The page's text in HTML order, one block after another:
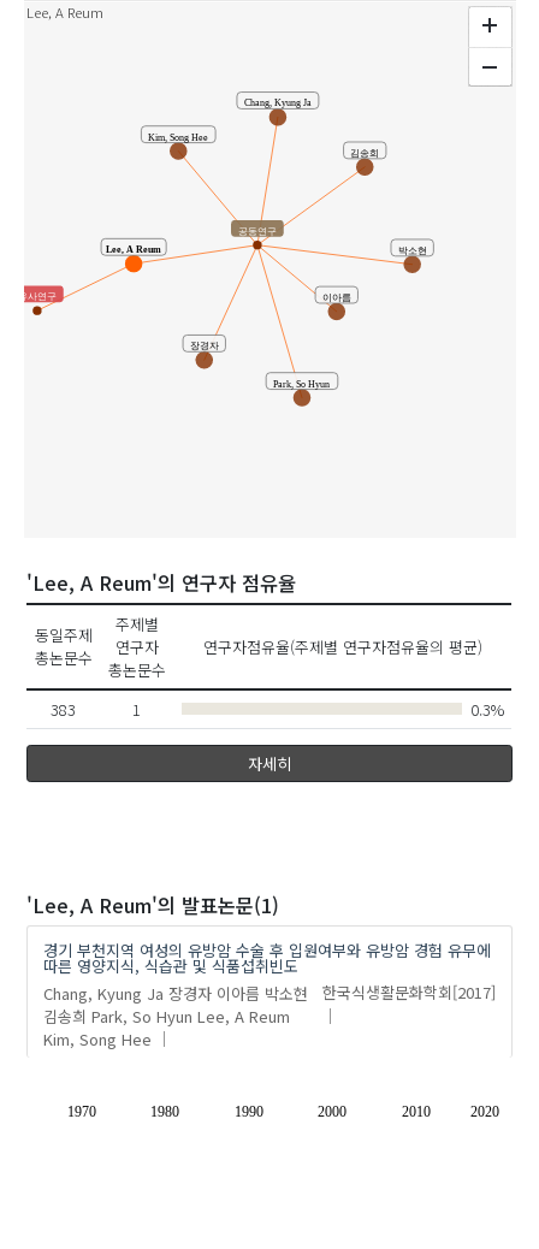
Lee, A Reum
박소현
김송희
Park, So Hyun
Chang, Kyung Ja
Kim, Song Hee
장경자
이아름
Lee, A Reum
공동연구
유사연구
'Lee, A Reum'의 연구자 점유율
동일주제
총논문수
주제별
연구자
총논문수
연구자점유율(주제별 연구자점유율의 평균)
383 1 0.3%
자세히
'Lee, A Reum'의 발표논문(1)
경기 부천지역 여성의 유방암 수술 후 입원여부와 유방암 경험 유무에
따른 영양지식, 식습관 및 식품섭취빈도
Chang, Kyung Ja 장경자 이아름 박소현
김송희 Park, So Hyun Lee, A Reum
Kim, Song Hee
한국식생활문화학회[2017]
1970 1980 1990 2000 2010 2020